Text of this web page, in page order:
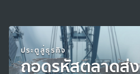
ประตูสู่ธุรกิจ
ถอดรหัสตลาดส่ง